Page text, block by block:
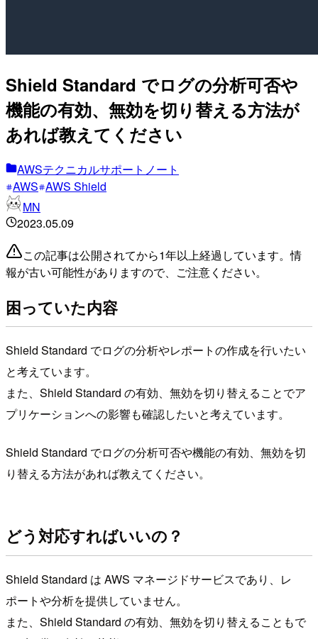
Shield Standard でログの分析可否や
機能の有効、無効を切り替える方法が
あれば教えてください
AWSテクニカルサポートノート
AWS AWS Shield
MN
2023.05.09
この記事は公開されてから1年以上経過しています。情
報が古い可能性がありますので、ご注意ください。
困っていた内容
Shield Standard でログの分析やレポートの作成を行いたい
と考えています。
また、Shield Standard の有効、無効を切り替えることでア
プリケーションへの影響も確認したいと考えています。
Shield Standard でログの分析可否や機能の有効、無効を切
り替える方法があれば教えてください。
どう対応すればいいの？
Shield Standard は AWS マネージドサービスであり、レ
ポートや分析を提供していません。
また、Shield Standard の有効、無効を切り替えることもで